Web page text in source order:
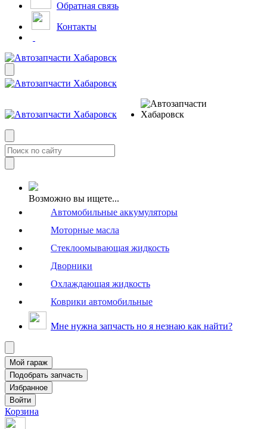
Обратная связь
Контакты
Возможно вы ищете...
Автомобильные аккумуляторы
Моторные масла
Стеклоомывающая жидкость
Дворники
Охлаждающая жидкость
Коврики автомобильные
Мне нужна запчасть но я незнаю как найти?
Корзина